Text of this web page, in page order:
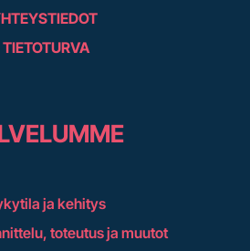
TIETOTURVA
ja kehitys
toteutus ja muutot